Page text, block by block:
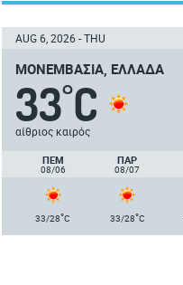
AUG 6, 2026 - THU
ΜΟΝΕΜΒΑΣΙΆ, ΕΛΛΆΔΑ
33°C
αίθριος καιρός
ΠΈΜ
08/06
ΠΑΡ
08/07
33/28°C 33/28°C